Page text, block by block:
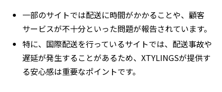
一部のサイトでは配送に時間がかかることや、顧客
サービスが不十分といった問題が報告されています。
特に、国際配送を行っているサイトでは、配送事故や
遅延が発生することがあるため、XTYLINGSが提供す
る安心感は重要なポイントです。